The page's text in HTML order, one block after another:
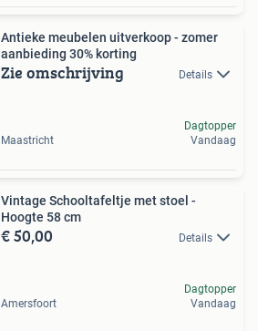
Antieke meubelen uitverkoop - zomer
aanbieding 30% korting
Zie omschrijving Details
Maastricht
Dagtopper
Vandaag
Vintage Schooltafeltje met stoel -
Hoogte 58 cm
€ 50,00 Details
Amersfoort
Dagtopper
Vandaag